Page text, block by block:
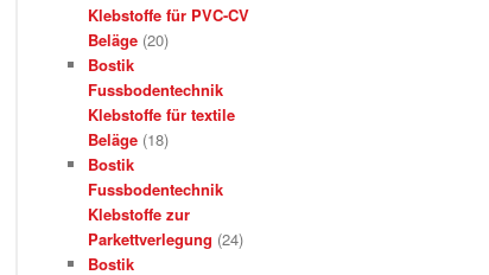
Klebstoffe für PVC-CV
Beläge (20)
Bostik
Fussbodentechnik
Klebstoffe für textile
Beläge (18)
Bostik
Fussbodentechnik
Klebstoffe zur
Parkettverlegung (24)
Bostik